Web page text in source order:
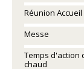
Réunion Accueil
Messe
Temps d'action
chaud